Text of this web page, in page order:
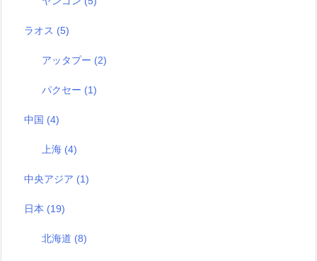
ラオス (5)
アッタプー (2)
パクセー (1)
中国 (4)
上海 (4)
中央アジア (1)
日本 (19)
北海道 (8)